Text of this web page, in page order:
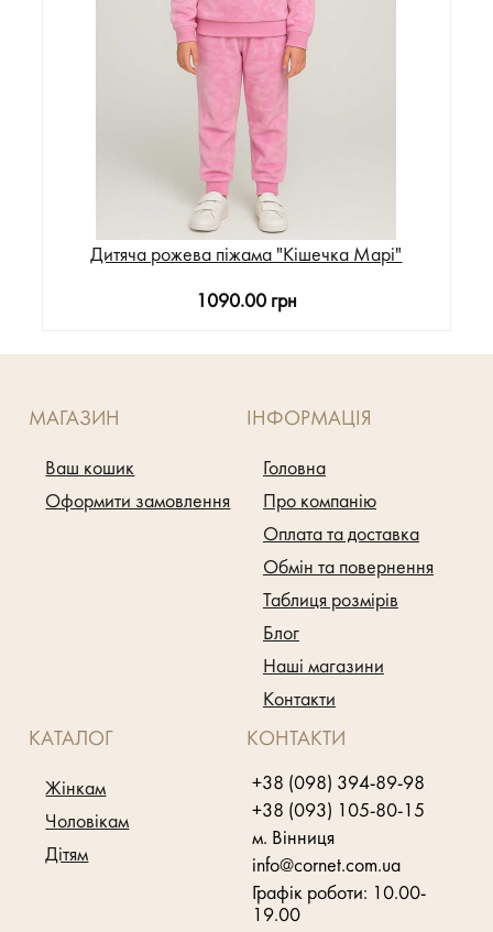
Дитяча рожева піжама "Кішечка Марі"
1090.00 грн
МАГАЗИН
Ваш кошик
Оформити замовлення
ІНФОРМАЦІЯ
Головна
Про компанію
Оплата та доставка
Обмін та повернення
Таблиця розмірів
Блог
Наші магазини
Контакти
КАТАЛОГ
Жінкам
Чоловікам
Дітям
КОНТАКТИ
+38 (098) 394-89-98
+38 (093) 105-80-15
м. Вінниця
info@cornet.com.ua
Графік роботи: 10.00-
19.00